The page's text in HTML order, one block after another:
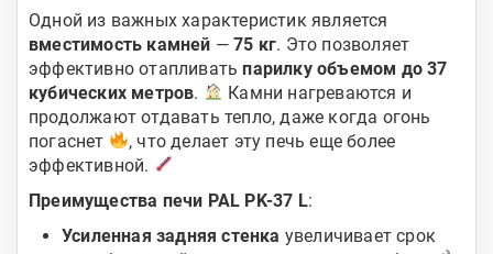
Одной из важных характеристик является
вместимость камней —75 кг. Это позволяет
эффективно отапливатьпарилку объемом до 37
кубических метров.
Камни нагреваются и
продолжают отдавать тепло, даже когда огонь
погаснет
, что делает эту печь еще более
эффективной.
Преимущества печи PAL PK-37 L:
Усиленная задняя стенка увеличивает срок